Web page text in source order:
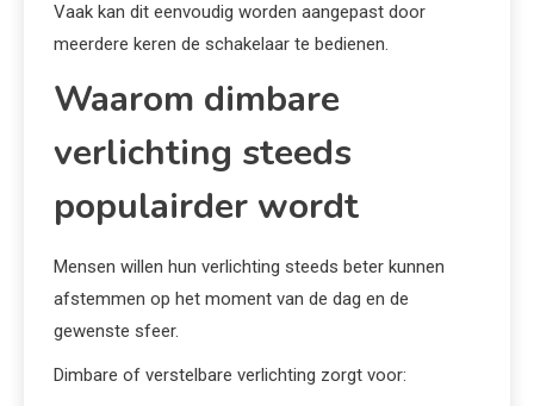
Vaak kan dit eenvoudig worden aangepast door
meerdere keren de schakelaar te bedienen.
Waarom dimbare
verlichting steeds
populairder wordt
Mensen willen hun verlichting steeds beter kunnen
afstemmen op het moment van de dag en de
gewenste sfeer.
Dimbare of verstelbare verlichting zorgt voor: